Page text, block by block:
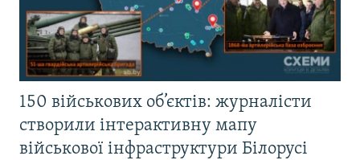
150 військових об’єктів: журналісти
створили інтерактивну мапу
військової інфраструктури Білорусі